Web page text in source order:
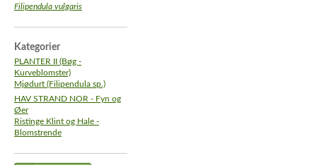
Filipendula vulgaris
Kategorier
PLANTER II (Bøg -
Kurveblomster)
Mjødurt (Filipendula sp.)
HAV STRAND NOR - Fyn og
Øer
Ristinge Klint og Hale -
Blomstrende